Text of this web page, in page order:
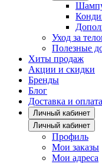
Уход за
Полезные
Хиты продаж
Акции и скидки
Бренды
Блог
Доставка и оплата
Личный кабинет
Личный кабинет
Профиль
Мои заказы
Мои адреса